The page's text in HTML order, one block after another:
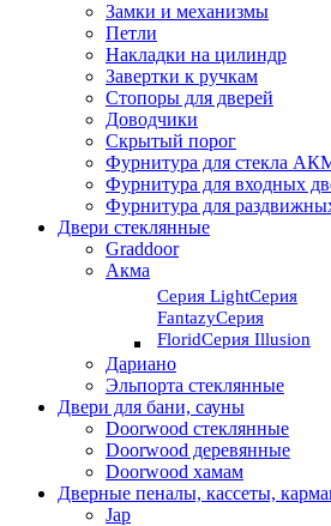
Замки и механизмы
Петли
Накладки на цилиндр
Завертки к ручкам
Стопоры для дверей
Доводчики
Скрытый порог
Фурнитура для стекла
Фурнитура для входных
Фурнитура для
Двери стеклянные
Graddoor
Акма
Серия LightСерия
FantazyСерия
FloridСерия Illusion
Дариано
Эльпорта стеклянные
Двери для бани, сауны
Doorwood стеклянные
Doorwood деревянные
Doorwood хамам
Дверные пеналы, кассеты,
Jap